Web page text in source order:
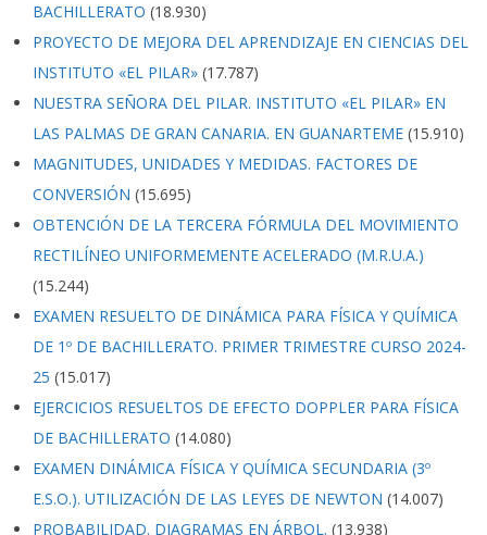
BACHILLERATO (18.930)
PROYECTO DE MEJORA DEL APRENDIZAJE EN CIENCIAS DEL
INSTITUTO «EL PILAR» (17.787)
NUESTRA SEÑORA DEL PILAR. INSTITUTO «EL PILAR» EN
LAS PALMAS DE GRAN CANARIA. EN GUANARTEME (15.910)
MAGNITUDES, UNIDADES Y MEDIDAS. FACTORES DE
CONVERSIÓN (15.695)
OBTENCIÓN DE LA TERCERA FÓRMULA DEL MOVIMIENTO
RECTILÍNEO UNIFORMEMENTE ACELERADO (M.R.U.A.)
(15.244)
EXAMEN RESUELTO DE DINÁMICA PARA FÍSICA Y QUÍMICA
DE 1º DE BACHILLERATO. PRIMER TRIMESTRE CURSO 2024-
25 (15.017)
EJERCICIOS RESUELTOS DE EFECTO DOPPLER PARA FÍSICA
DE BACHILLERATO (14.080)
EXAMEN DINÁMICA FÍSICA Y QUÍMICA SECUNDARIA (3º
E.S.O.). UTILIZACIÓN DE LAS LEYES DE NEWTON (14.007)
PROBABILIDAD. DIAGRAMAS EN ÁRBOL. (13.938)